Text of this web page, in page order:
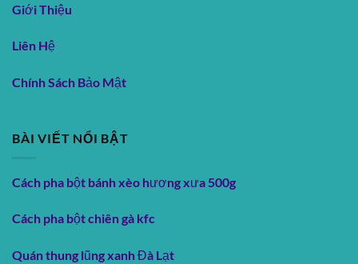
Giới Thiệu
Liên Hệ
Chính Sách Bảo Mật
BÀI VIẾT NỔI BẬT
Cách pha bột bánh xèo hương xưa 500g
Cách pha bột chiên gà kfc
Quán thung lũng xanh Đà Lạt